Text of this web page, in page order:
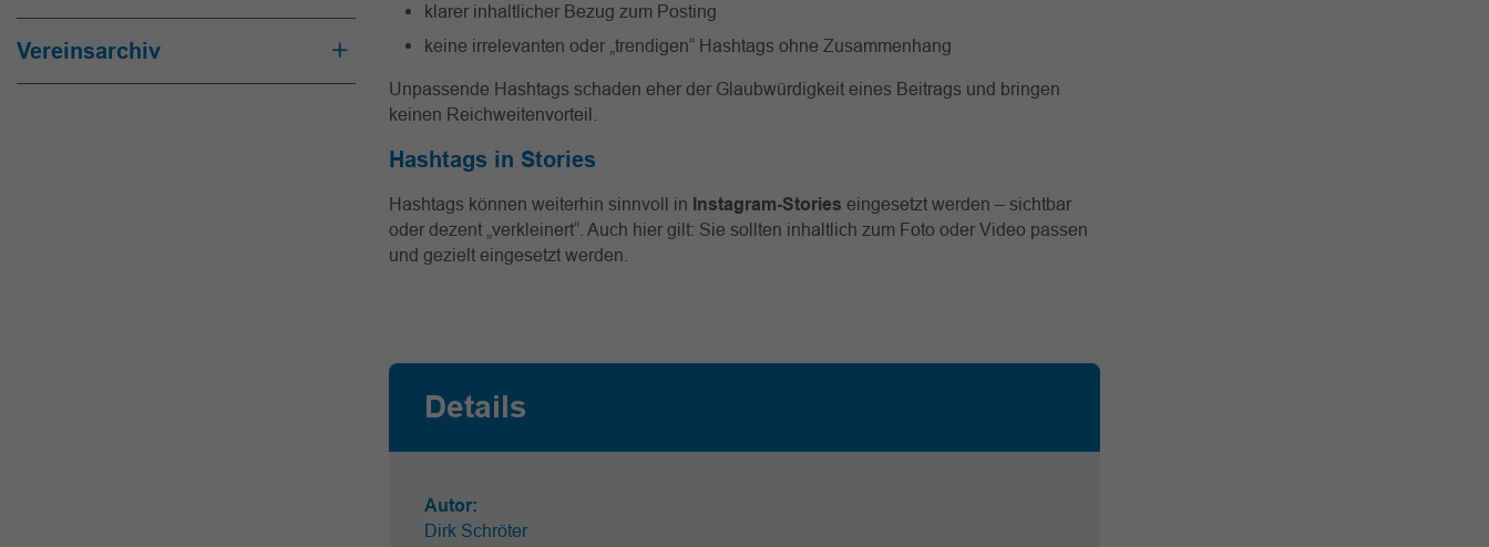
Vereinsarchiv
klarer inhaltlicher Bezug zum Posting
keine irrelevanten oder „trendigen“ Hashtags ohne Zusammenhang
Unpassende Hashtags schaden eher der Glaubwürdigkeit eines Beitrags und bringen
keinen Reichweitenvorteil.
Hashtags in Stories
Hashtags können weiterhin sinnvoll in Instagram-Stories eingesetzt werden – sichtbar
oder dezent „verkleinert“. Auch hier gilt: Sie sollten inhaltlich zum Foto oder Video passen
und gezielt eingesetzt werden.
Details
Autor:
Dirk Schröter